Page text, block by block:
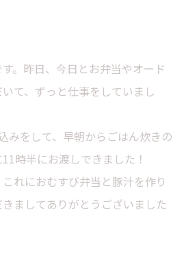
。昨日、今日とお弁当やオード
て、ずっと仕事をしていまし
みをして、早朝からごはん炊きの
時半にお渡しできました！
れにおむすび弁当と豚汁を作り
ましてありがとうございました